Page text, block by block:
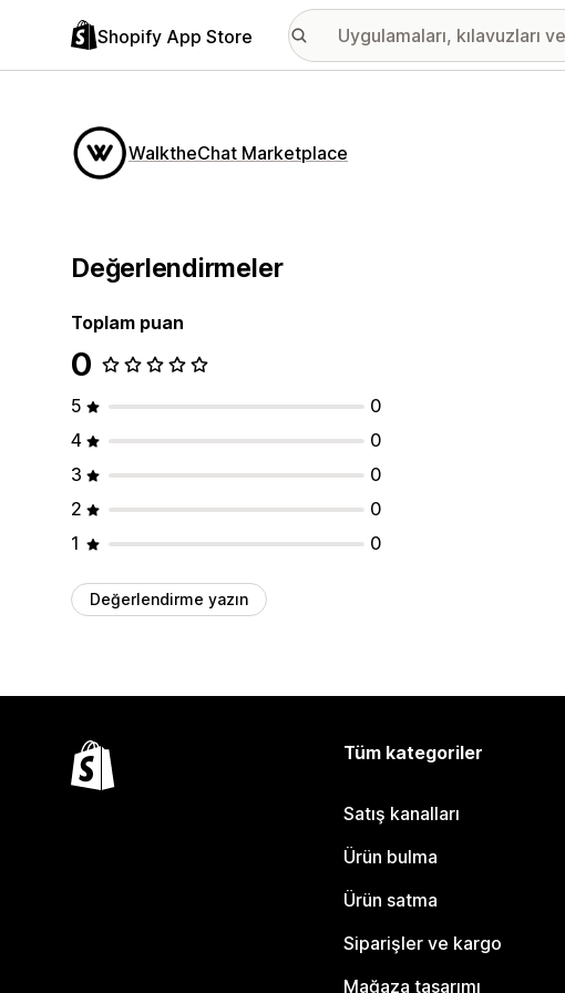
Shopify App Store
WalktheChat Marketplace
Değerlendirmeler
Toplam puan
0
5
0
4
0
3
0
2
0
1
0
Değerlendirme yazın
Tüm kategoriler
Satış kanalları
Ürün bulma
Ürün satma
Siparişler ve kargo
Mağaza tasarımı